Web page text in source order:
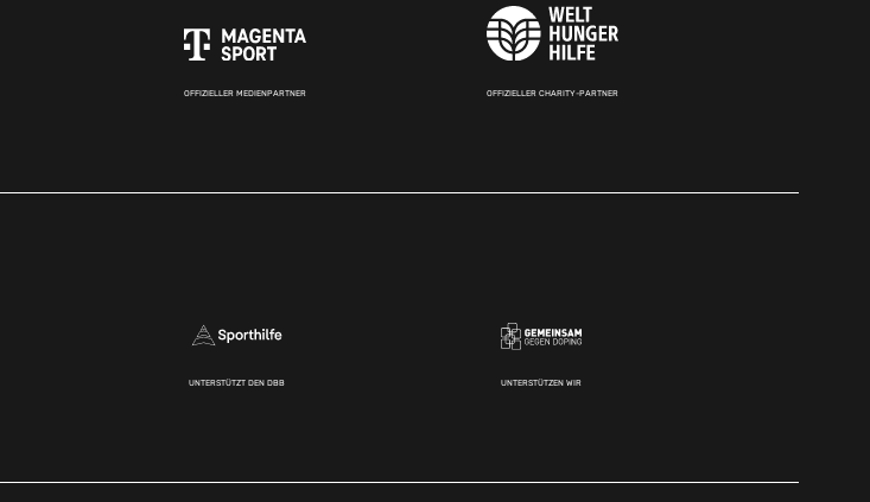
OFFIZIELLER MEDIENPARTNER OFFIZIELLER CHARITY-PARTNER
UNTERSTÜTZT DEN DBB UNTERSTÜTZEN WIR